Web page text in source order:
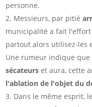
personne.
Messieurs, par pitié
municipalité a fait
partout alors utilisez-les
Une rumeur indique
sécateurs et aura, cette
l'ablation de l'objet du
Dans le même esprit,